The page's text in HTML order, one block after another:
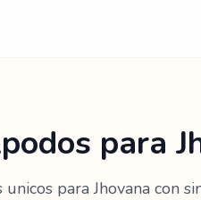
para
unicos paraJhovana con